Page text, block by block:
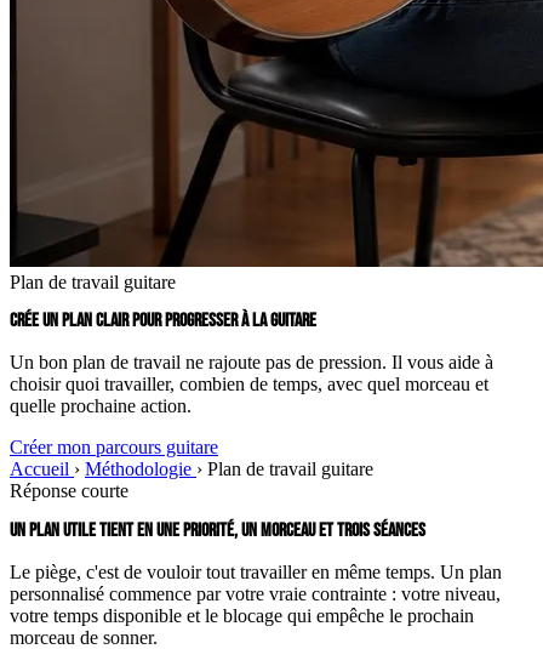
Plan de travail guitare
CRÉE UN PLAN CLAIR POUR PROGRESSER À LA GUITARE
Un bon plan de travail ne rajoute pas de pression. Il vous aide à
choisir quoi travailler, combien de temps, avec quel morceau et
quelle prochaine action.
Créer mon parcours guitare
Accueil › Méthodologie › Plan de travail guitare
Réponse courte
UN PLAN UTILE TIENT EN UNE PRIORITÉ, UN MORCEAU ET TROIS SÉANCES
Le piège, c'est de vouloir tout travailler en même temps. Un plan
personnalisé commence par votre vraie contrainte : votre niveau,
votre temps disponible et le blocage qui empêche le prochain
morceau de sonner.